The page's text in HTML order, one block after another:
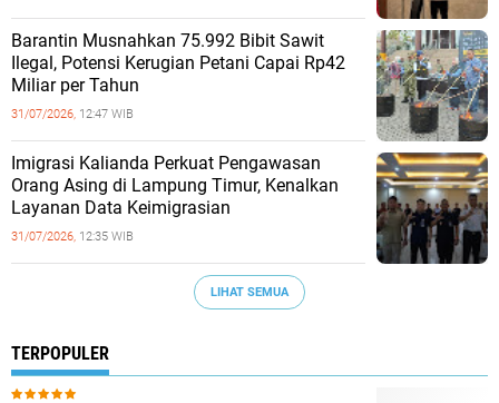
Barantin Musnahkan 75.992 Bibit Sawit
Ilegal, Potensi Kerugian Petani Capai Rp42
Miliar per Tahun
31/07/2026, 12:47 WIB
Imigrasi Kalianda Perkuat Pengawasan
Orang Asing di Lampung Timur, Kenalkan
Layanan Data Keimigrasian
31/07/2026, 12:35 WIB
LIHAT SEMUA
TERPOPULER